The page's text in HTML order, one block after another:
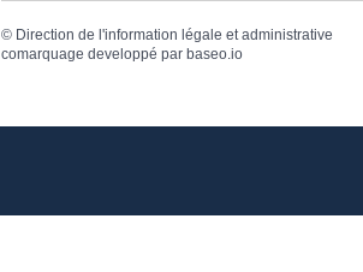
© Direction de l'information légale et administrative
comarquage developpé par baseo.io